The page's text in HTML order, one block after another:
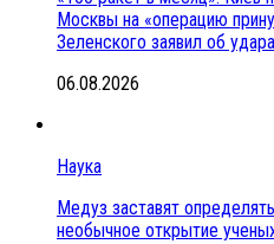
Москвы на «операцию
Зеленского заявил об
06.08.2026
Наука
Медуз заставят
необычное открытие